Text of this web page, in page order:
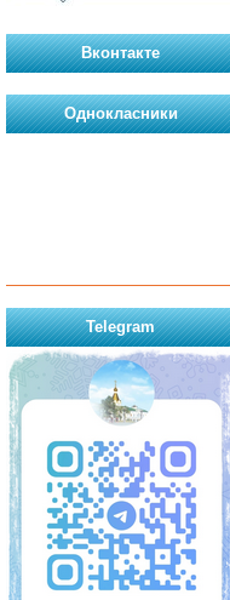
Вконтакте
Однокласники
Telegram